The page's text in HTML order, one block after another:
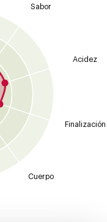
Sabor
Acidez
Finalización
Cuerpo